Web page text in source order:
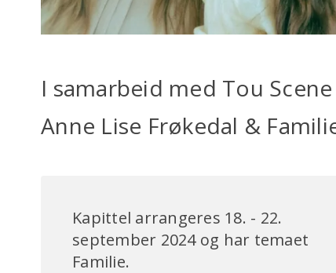
I samarbeid med Tou
Anne Lise Frøkedal &
Kapittel arrangeres 18. - 22.
september 2024 og har temaet
Familie.